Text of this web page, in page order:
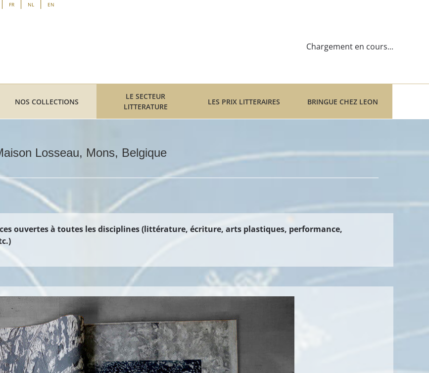
FR NL EN
Chargement en cours...
NOS COLLECTIONS
LE SECTEUR
LITTERATURE
LES PRIX LITTERAIRES BRINGUE CHEZ LEON
Losseau, Mons, Belgique
ouvertes à toutes les disciplines (littérature, écriture, arts plastiques, performance,